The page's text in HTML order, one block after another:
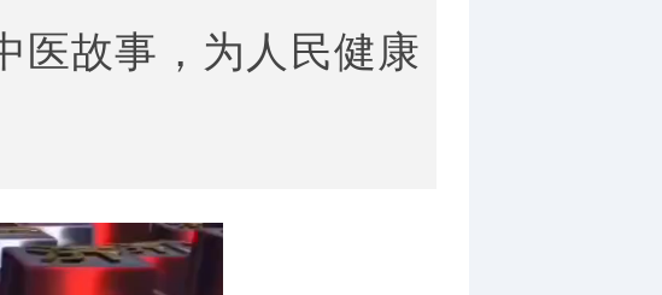
医故事，为人民健康